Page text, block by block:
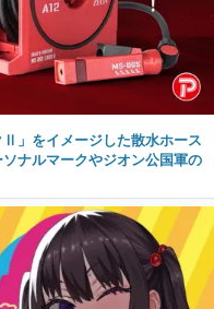
Ⅱ」をイメージした散水ホース
ナルマークやジオン公国軍の